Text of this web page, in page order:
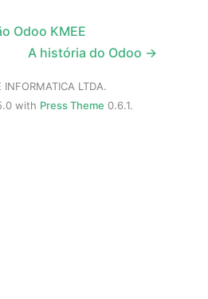
Odoo KMEE
A história do Odoo →
LTDA.
with Press Theme 0.6.1.